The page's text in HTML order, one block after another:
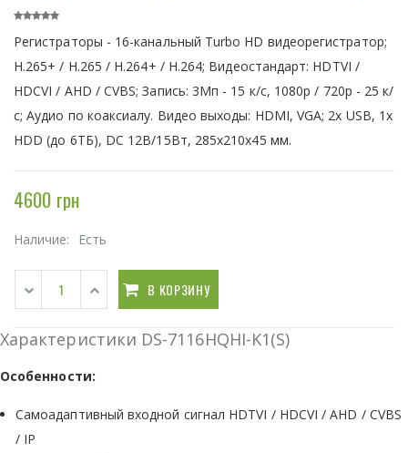
Регистраторы - 16-канальный Turbo HD видеорегистратор;
H.265+ / H.265 / H.264+ / H.264; Видеостандарт: HDTVI /
HDCVI / AHD / CVBS; Запись: 3Мп - 15 к/с, 1080р / 720р - 25 к/
с; Аудио по коаксиалу. Видео выходы: HDMI, VGA; 2х USB, 1х
HDD (до 6ТБ), DC 12В/15Вт, 285х210х45 мм.
4600 грн
Наличие: Есть
В КОРЗИНУ
Характеристики DS-7116HQHI-K1(S)
Особенности:
Самоадаптивный входной сигнал HDTVI / HDCVI / AHD / CVBS
/ IP